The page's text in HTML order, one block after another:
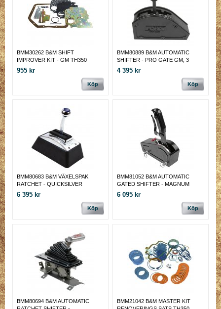
BMM30262 B&M SHIFT
IMPROVER KIT - GM TH350
TRANSMISSIONS
955 kr
Köp
BMM80889 B&M AUTOMATIC
SHIFTER - PRO GATE GM, 3
speed, Rear exit
4 395 kr
Köp
BMM80683 B&M VÄXELSPAK
RATCHET - QUICKSILVER
Universal 3 & 4 VÄXEL Compatible
6 395 kr
Köp
BMM81052 B&M AUTOMATIC
GATED SHIFTER - MAGNUM
GRIP STEALTH PRO STICK
6 095 kr
Köp
BMM80694 B&M AUTOMATIC
BMM21042 B&M MASTER KIT